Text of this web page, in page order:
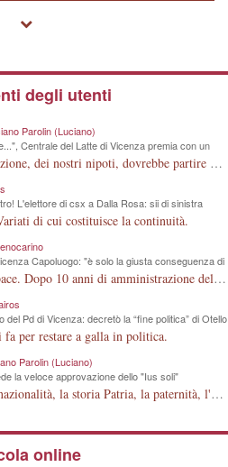
degli utenti
Parolin (Luciano)
Centrale del Latte di Vicenza premia con un
Un progetto, per la Sana Alimentazione, dei nostri nipoti, dovrebbe partire dalla conoscenza della Mucca da Latte. La Vacca che produce la materia prima. Meno lezioni, più visioni dirette.
L'elettore di csx a Dalla Rosa: sii di sinistra
di cui costituisce la continuità.
Capoluogo: "è solo la giusta conseguenza di
Roma ladrona come Vicenza incapace. Dopo 10 anni di amministrazione della nostra Città, questi signori guardano la lontana "luna e non il dito", che hanno davanti agli occhi.
Pd di Vicenza: decretò la “fine politica” di Otello
2018
per restare a galla in politica.
Parolin (Luciano)
la veloce approvazione dello "Ius soli"
Via siamo seri, la cittadinanza, la nazionalità, la storia Patria, la paternità, l'articolo 29 della Costituzione della Repubblica Italiana, è fatta dagli Italiani ! Mio bisnonno, poi mio nonno, poi mio padre, in 150 anni, hanno costruito la Nazione Italiana. La Guerra 15-18 con milioni di morti a cosa è servita? A niente ? Dove erano i Nostri sapientoni nel 1848, dove erano nel 1915 e via discorrendo? Si deve o meno essere orgogliosi di appartenere alla STIRPE ITALIANA ? Siamo orgogliosi o no della FERRARI italiana ? Lo Ius solo, è una piccola porcheria "elettorale" che modifica la stessa struttura Familiare prevista dalla Costituzione. Come si fa a regalare 2000 anni di Storia ai cittadini (?) islamici, senza rendersi conto della evoluzione dei tempi, dei fatti, e di quanto questi Ci Odiano! Amen.
online